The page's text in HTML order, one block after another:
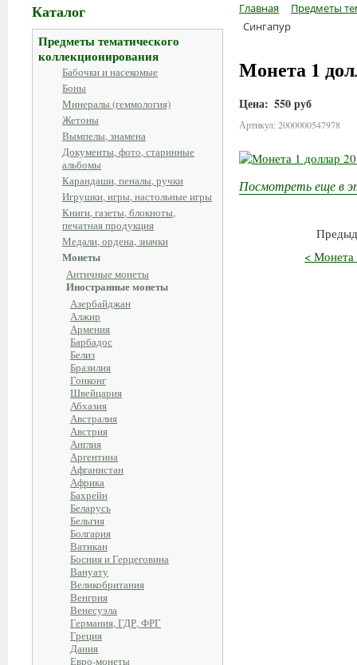
Каталог
Предметы тематического
коллекционирования
Бабочки и насекомые
Боны
Минералы (геммология)
Жетоны
Вымпелы, знамена
Документы, фото, старинные
альбомы
Карандаши, пеналы, ручки
Игрушки, игры, настольные игры
Книги, газеты, блокноты,
печатная продукция
Медали, ордена, значки
Монеты
Античные монеты
Иностранные монеты
Азербайджан
Алжир
Армения
Барбадос
Белиз
Бразилия
Гонконг
Швейцария
Абхазия
Австралия
Австрия
Англия
Аргентина
Афганистан
Африка
Бахрейн
Беларусь
Бельгия
Болгария
Ватикан
Босния и Герцеговина
Вануату
Великобритания
Венгрия
Венесуэла
Германия, ГДР, ФРГ
Греция
Дания
Евро-монеты
Главная
Предметы
Сингапур
Монета 1
Цена: 550 руб
Артикул: 2000000547978
Посмотреть еще в
< Монета